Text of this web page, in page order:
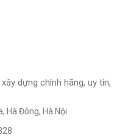
dựng chính hãng, uy tín,
Hà Đông, Hà Nội